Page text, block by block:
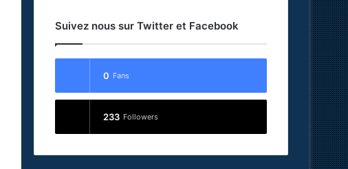
Suivez nous sur Twitter et Facebook
0 Fans
233 Followers